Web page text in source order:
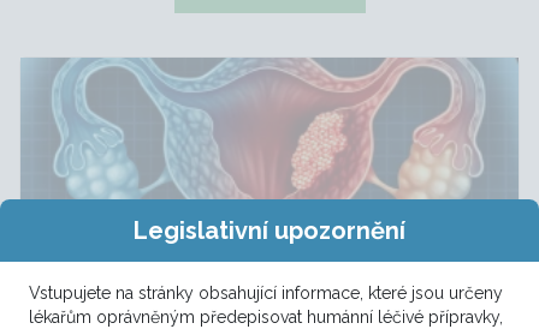
Legislativní upozornění
Vstupujete na stránky obsahující informace, které jsou určeny
lékařům oprávněným předepisovat humánní léčivé přípravky,